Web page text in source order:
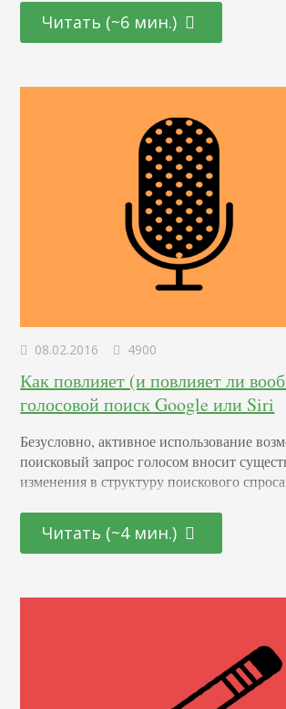
безразличие и отказ участвовать в
разработана, тактика продумана –
просьбу предоставить доступ – отказ,…
Читать (~6 мин.)
08.02.2016 4900
Как повлияет (и повлияет ли
голосовой поиск Google или Siri
Безусловно, активное использование
поисковый запрос голосом вносит
изменения в структуру поискового
отличаются от сформулированных на
клавиатуре. Учитывая также то, что
корректировать и держать семантику
устройств. Тренд последних трёх лет…
Читать (~4 мин.)